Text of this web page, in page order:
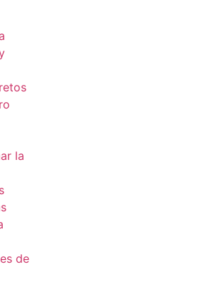
la
de